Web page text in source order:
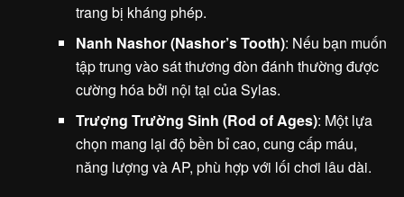
trang bị kháng phép.
Nanh Nashor (Nashor’s Tooth): Nếu bạn muốn
tập trung vào sát thương đòn đánh thường được
cường hóa bởi nội tại của Sylas.
Trượng Trường Sinh (Rod of Ages): Một lựa
chọn mang lại độ bền bỉ cao, cung cấp máu,
năng lượng và AP, phù hợp với lối chơi lâu dài.